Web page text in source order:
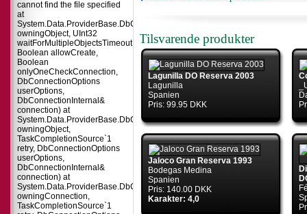
cannot find the file specified
at
owningObject, UInt32
waitForMultipleObjectsTimeout,
Boolean allowCreate,
Boolean
onlyOneCheckConnection,
DbConnectionOptions
userOptions,
DbConnectionInternal&
connection) at
owningObject,
TaskCompletionSource`1
retry, DbConnectionOptions
userOptions,
DbConnectionInternal&
connection) at
owningConnection,
TaskCompletionSource`1
Tilsvarende produkter
Lagunilla DO Reserva 2003
Lagunilla
Spanien
Pris: 99.95 DKK
Jaloco Gran Reserva 1993
Bodegas Medina
Spanien
Pris: 140.00 DKK
Karakter: 4,0